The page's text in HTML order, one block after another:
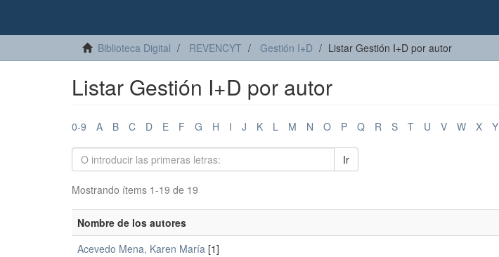
Biblioteca Digital REVENCYT Gestión I+D Listar Gestión I+D por autor
Listar Gestión I+D por autor
0-9 A B C D E F G H I J K L M N O P Q R S T U V W X Y
Ir
Mostrando ítems 1-19 de 19
Nombre de los autores
Acevedo Mena, Karen María [1]